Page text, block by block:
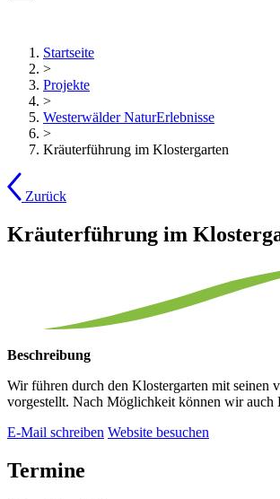
Startseite
>
Projekte
>
Westerwälder NaturErlebnisse
>
Kräuterführung im Klostergarten
Zurück
Kräuterführung im
Beschreibung
Wir führen durch den Klostergarten mit seinen
vorgestellt. Nach Möglichkeit können wir auch
E-Mail schreiben Website besuchen
Termine